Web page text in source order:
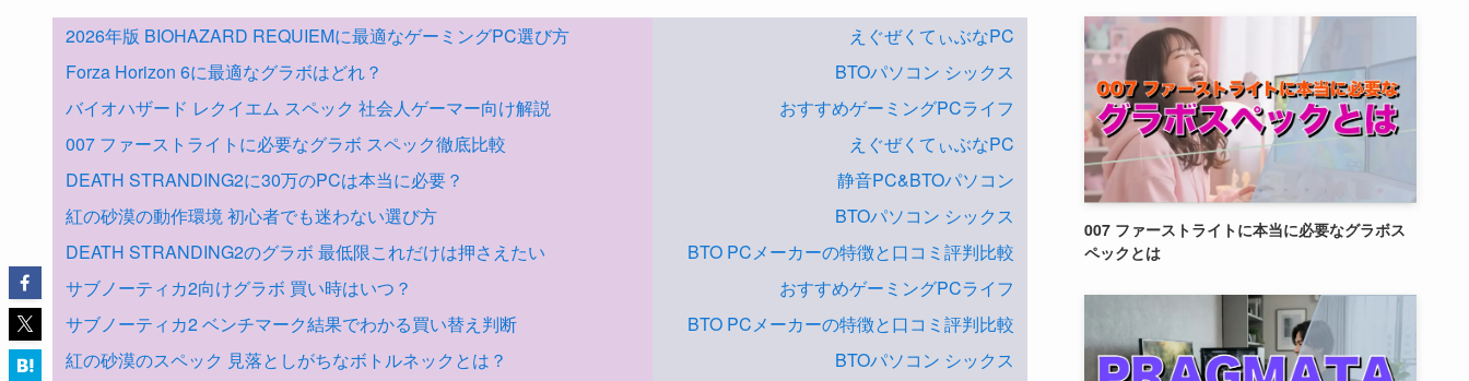
2026年版 BIOHAZARD REQUIEMに最適なゲーミングPC選び方
えぐぜくてぃぶなPC
Forza Horizon 6に最適なグラボはどれ？
BTOパソコン シックス
バイオハザード レクイエム スペック 社会人ゲーマー向け解説
おすすめゲーミングPCライフ
007 ファーストライトに必要なグラボ スペック徹底比較
えぐぜくてぃぶなPC
DEATH STRANDING2に30万のPCは本当に必要？
静音PC&BTOパソコン
紅の砂漠の動作環境 初心者でも迷わない選び方
BTOパソコン シックス
DEATH STRANDING2のグラボ 最低限これだけは押さえたい
BTO PCメーカーの特徴と口コミ評判比較
サブノーティカ2向けグラボ 買い時はいつ？
おすすめゲーミングPCライフ
サブノーティカ2 ベンチマーク結果でわかる買い替え判断
BTO PCメーカーの特徴と口コミ評判比較
紅の砂漠のスペック 見落としがちなボトルネックとは？
BTOパソコン シックス
007 ファーストライトに本当に必要なグラボス
ペックとは